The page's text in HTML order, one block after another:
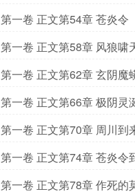
第一卷 正文第54章 苍炎令
第一卷 正文第58章 风狼啸
第一卷 正文第62章 玄阴魔
第一卷 正文第66章 极阴灵
第一卷 正文第70章 周川到
第一卷 正文第74章 苍炎令
第一卷 正文第78章 作死的